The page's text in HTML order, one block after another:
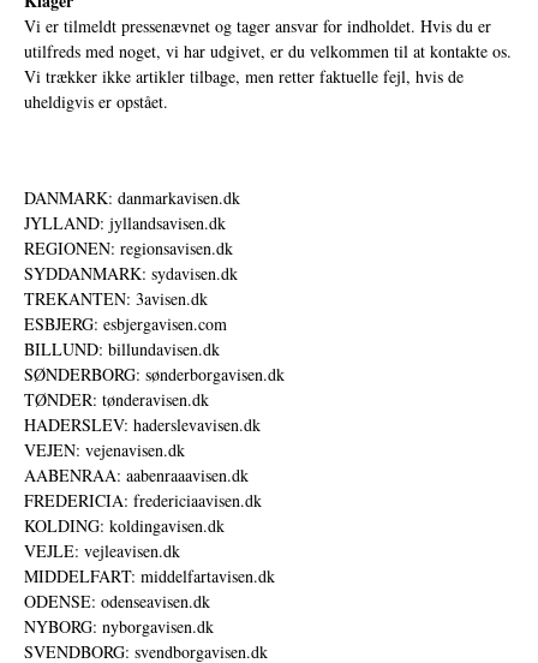
Vi er tilmeldt pressenævnet og tager ansvar for indholdet. Hvis du er
utilfreds med noget, vi har udgivet, er du velkommen til at kontakte os.
Vi trækker ikke artikler tilbage, men retter faktuelle fejl, hvis de
uheldigvis er opstået.
DANMARK: danmarkavisen.dk
JYLLAND: jyllandsavisen.dk
REGIONEN: regionsavisen.dk
SYDDANMARK: sydavisen.dk
TREKANTEN: 3avisen.dk
ESBJERG: esbjergavisen.com
BILLUND: billundavisen.dk
SØNDERBORG: sønderborgavisen.dk
TØNDER: tønderavisen.dk
HADERSLEV: haderslevavisen.dk
VEJEN: vejenavisen.dk
AABENRAA: aabenraaavisen.dk
FREDERICIA: fredericiaavisen.dk
KOLDING: koldingavisen.dk
VEJLE: vejleavisen.dk
MIDDELFART: middelfartavisen.dk
ODENSE: odenseavisen.dk
NYBORG: nyborgavisen.dk
SVENDBORG: svendborgavisen.dk